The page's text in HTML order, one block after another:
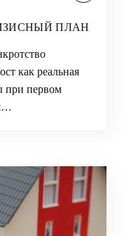
ПЛАН
как реальная
при первом